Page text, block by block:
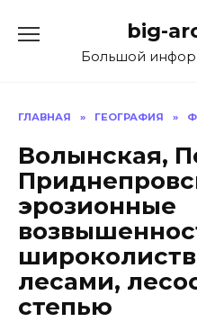
содержанию
big-
Большой
ГЛАВНАЯ » ГЕОГРАФИЯ »
Волынская,
эрозионные
лесами,
степью